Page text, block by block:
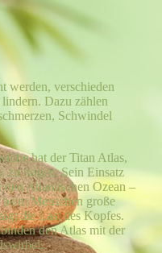
werden, verschieden
Dazu zählen
Schwindel
hat der Titan Atlas,
zu tragen. Sein Einsatz
Atlantischen Ozean –
Menschen große
die Last des Kopfes.
den Atlas mit der